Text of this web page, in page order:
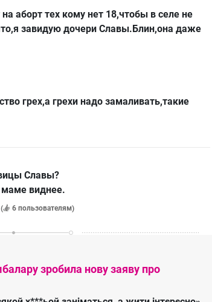
аборт тех кому нет 18,чтобы в селе не
завидую дочери Славы.Блин,она даже
грех,а грехи надо замаливать,такие
Славы?
виднее.
( 6 пользователям)
зробила нову заяву про